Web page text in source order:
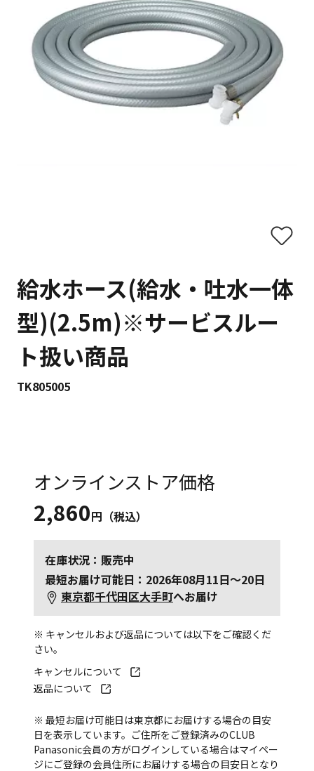
給水ホース(給水・吐水一体
型)(2.5m)※サービスルー
ト扱い商品
TK805005
オンラインストア価格
2,860円（税込）
在庫状況：販売中
最短お届け可能日：2026年08月11日～20日
東京都千代田区大手町へお届け
※ キャンセルおよび返品については以下をご確認くだ
さい。
キャンセルについて
返品について
※ 最短お届け可能日は東京都にお届けする場合の目安
日を表示しています。ご住所をご登録済みのCLUB
Panasonic会員の方がログインしている場合はマイペー
ジにご登録の会員住所にお届けする場合の目安日となり